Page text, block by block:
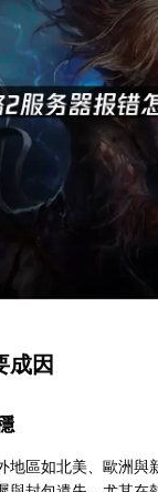
成因
地區如北美、歐洲與